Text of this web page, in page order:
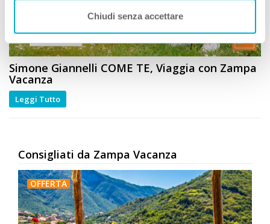
Chiudi senza accettare
Simone Giannelli COME TE, Viaggia con Zampa
Vacanza
Leggi Tutto
Consigliati da Zampa Vacanza
OFFERTA